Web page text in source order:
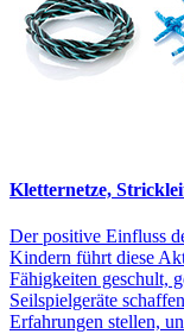
Kletternetze,
Der positive Einfluss
Kindern führt diese
Fähigkeiten geschult,
Seilspielgeräte
Erfahrungen stellen,